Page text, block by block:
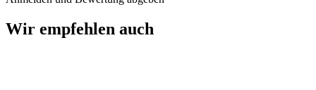
Wir empfehlen auch